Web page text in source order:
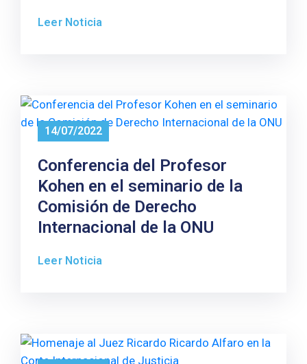
Leer Noticia
14/07/2022
Conferencia del Profesor
Kohen en el seminario de la
Comisión de Derecho
Internacional de la ONU
Leer Noticia